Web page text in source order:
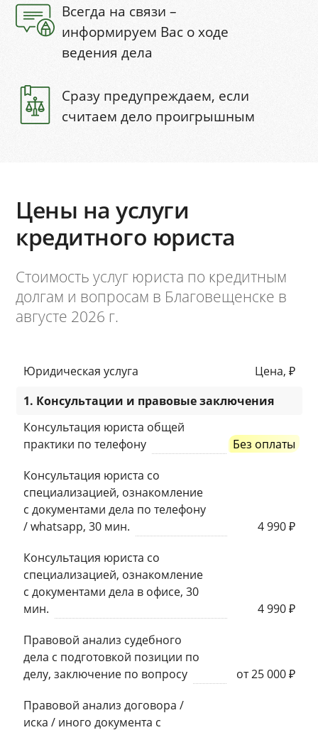
Всегда на связи –
информируем Вас о ходе
ведения дела
Сразу предупреждаем, если
считаем дело проигрышным
Цены на услуги
кредитного юриста
Стоимость услуг юриста по кредитным
долгам и вопросам в Благовещенске в
августе 2026 г.
Юридическая услуга
Цена, ₽
1. Консультации и правовые заключения
Консультация юриста общей
практики по телефону
Без оплаты
Консультация юриста со
специализацией, ознакомление
с документами дела по телефону
/ whatsapp, 30 мин.
4 990 ₽
Консультация юриста со
специализацией, ознакомление
с документами дела в офисе, 30
мин.
4 990 ₽
Правовой анализ судебного
дела с подготовкой позиции по
делу, заключение по вопросу
от 25 000 ₽
Правовой анализ договора /
иска / иного документа с